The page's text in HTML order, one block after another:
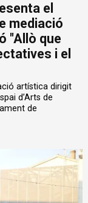
el
mediació
"Allò que
i el
artística dirigit
d’Arts de
de